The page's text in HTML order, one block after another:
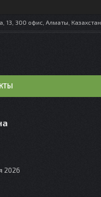
13, 300 офис, Алматы, Казахстан
2026